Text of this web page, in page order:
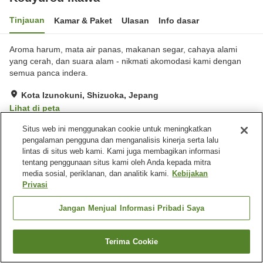
Tinjauan Kamar & Paket Ulasan Info dasar
Aroma harum, mata air panas, makanan segar, cahaya alami
yang cerah, dan suara alam - nikmati akomodasi kami dengan
semua panca indera.
Kota Izunokuni, Shizuoka, Jepang
Lihat di peta
Hebat Ulasan:54
Fasilitas properti
Tempat parkir
Mandi jet
Spa / Salon kecantikan
Beranda Jepang Shizuoka Kota Izunokuni Kouyurou Ikawa
Cari kamar
Situs web ini menggunakan cookie untuk meningkatkan
pengalaman pengguna dan menganalisis kinerja serta lalu
lintas di situs web kami. Kami juga membagikan informasi
tentang penggunaan situs kami oleh Anda kepada mitra
media sosial, periklanan, dan analitik kami. Kebijakan
Privasi
Jangan Menjual Informasi Pribadi Saya
Terima Cookie